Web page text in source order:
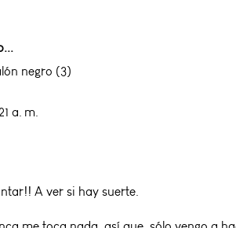
negro (3)
a. m.
A ver si hay suerte.